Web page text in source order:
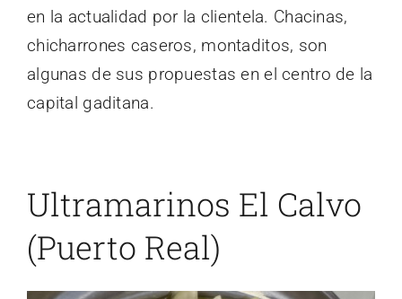
en la actualidad por la clientela. Chacinas,
chicharrones caseros, montaditos, son
algunas de sus propuestas en el centro de la
capital gaditana.
Ultramarinos El Calvo
(Puerto Real)